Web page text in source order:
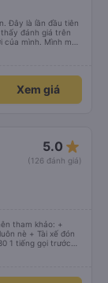
Đây là lần đầu tiên
đánh giá trên
mình. Mình mua
nói là siêu nhiệt
mình. Trên xe thì
say xe, dép,
xe 10 sao mới
Xem giá
5.0 star_rate
(126 đánh giá)
tham khảo: +
nè + Tài xế đón
1 tiếng gọi trước